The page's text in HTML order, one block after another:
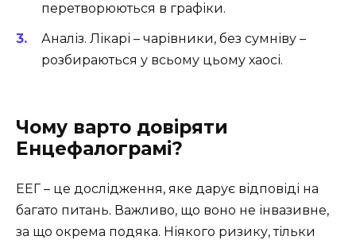
перетворюються в графіки.
Аналіз. Лікарі – чарівники, без сумніву –
розбираються у всьому цьому хаосі.
Чому варто довіряти
Енцефалограмі?
ЕЕГ – це дослідження, яке дарує відповіді на
багато питань. Важливо, що воно не інвазивне,
за що окрема подяка. Ніякого ризику, тільки